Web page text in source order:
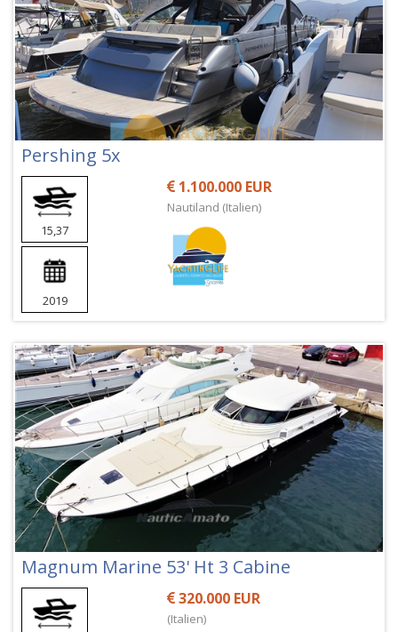
Pershing 5x
15,37
2019
1.100.000 EUR
Nautiland (Italien)
Magnum Marine 53' Ht 3 Cabine
320.000 EUR
(Italien)